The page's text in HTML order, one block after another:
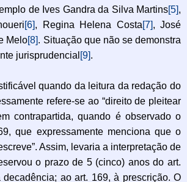
de Ives Gandra da Silva Martins[5],
[6], Regina Helena Costa[7], José
Melo[8]. Situação que não se demonstra
jurisprudencial [9].
quando da leitura da redação do
refere-se ao “direito de pleitear
contrapartida, quando é observado o
que expressamente menciona que o
Assim, levaria a interpretação de
o prazo de 5 (cinco) anos do art.
ao art. 169, à prescrição. O